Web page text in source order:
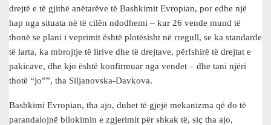
drejtë e të gjithë anëtarëve të Bashkimit Evropian, por edhe një
hap nga situata në të cilën ndodhemi – kur 26 vende mund të
thonë se plani i veprimit është plotësisht në rregull, se ka standarde
të larta, ka mbrojtje të lirive dhe të drejtave, përfshirë të drejtat e
pakicave, dhe kjo është konfirmuar nga vendet – dhe tani njëri
thotë “jo””, tha Siljanovska-Davkova.
Bashkimi Evropian, tha ajo, duhet të gjejë mekanizma që do të
parandalojnë bllokimin e zgjerimit për shkak të, siç tha ajo,